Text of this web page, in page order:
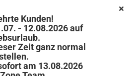
Kunden!
- 12.08.2026 auf
Zeit ganz normal
am 13.08.2026